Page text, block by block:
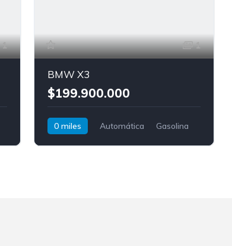
1 1
BMW X3
$199.900.000
0 miles Automática
Gasolina